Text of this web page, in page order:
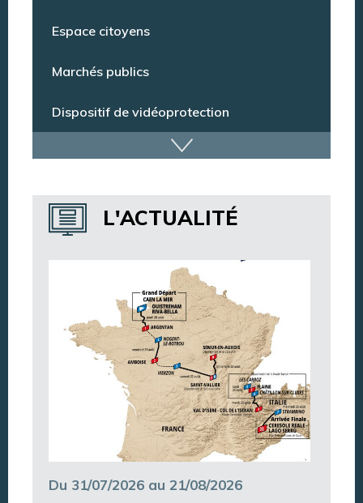
Conseil municipal
Espace citoyens
Marchés publics
Dispositif de vidéoprotection
Annuaire des services
Annuaire des associations
Argentan Aujourd’hui
L'ACTUALITÉ
Du 31/07/2026 au 21/08/2026